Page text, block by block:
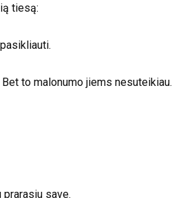
tiesą:
to malonumo jiems nesuteikiau.
prarasiu save.